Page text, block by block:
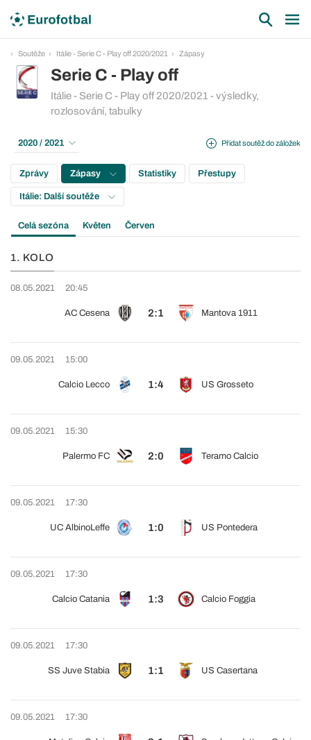
Soutěže Itálie - Serie C - Play off 2020/2021 Zápasy
Serie C - Play off
Itálie - Serie C - Play off 2020/2021 - výsledky,
rozlosování, tabulky
Přidat soutěž do záložek
2020 / 2021
Zprávy Zápasy Statistiky Přestupy
Itálie: Další soutěže
Celá sezóna Květen Červen
1. KOLO
08.05.2021 20:45
AC Cesena 2:1 Mantova 1911
09.05.2021 15:00
Calcio Lecco 1:4 US Grosseto
09.05.2021 15:30
Palermo FC 2:0 Teramo Calcio
09.05.2021 17:30
UC AlbinoLeffe 1:0 US Pontedera
09.05.2021 17:30
Calcio Catania 1:3 Calcio Foggia
09.05.2021 17:30
SS Juve Stabia 1:1 US Casertana
09.05.2021 17:30